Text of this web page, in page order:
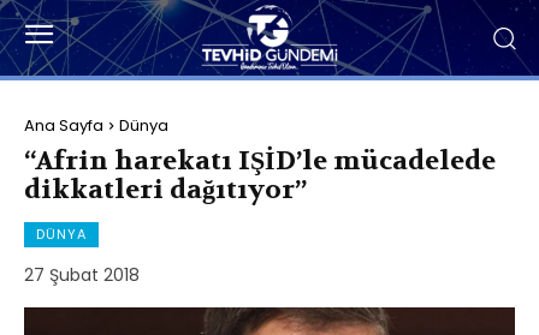
Ana Sayfa Dünya
“Afrin harekatı IŞİD’le mücadelede
dikkatleri dağıtıyor”
DÜNYA
27 Şubat 2018